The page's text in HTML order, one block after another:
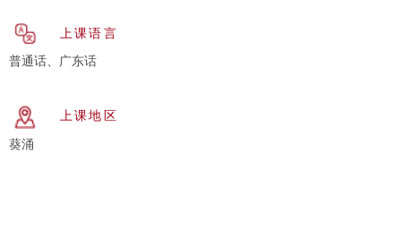
上课语言
普通话、广东话
上课地区
葵涌